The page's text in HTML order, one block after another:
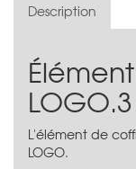
Description
L'élément de
LOGO.